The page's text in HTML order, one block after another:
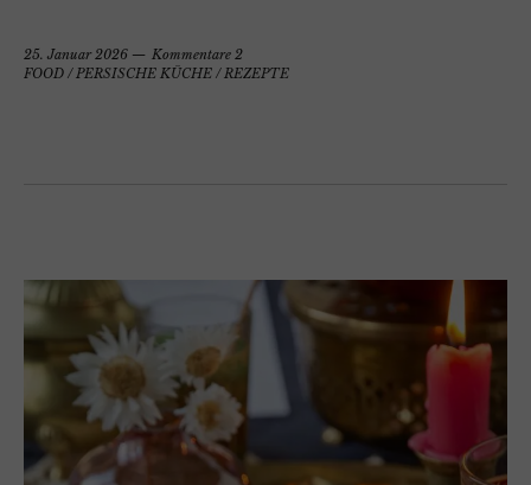
25. Januar 2026
Kommentare 2
FOOD /PERSISCHE KÜCHE /REZEPTE